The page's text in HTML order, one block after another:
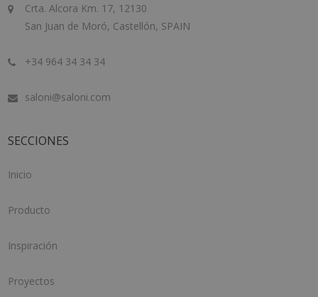
Crta. Alcora Km. 17, 12130
San Juan de Moró, Castellón, SPAIN
+34 964 34 34 34
saloni@saloni.com
SECCIONES
Inicio
Producto
Inspiración
Proyectos